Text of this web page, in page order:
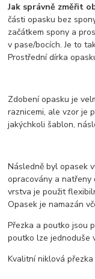
Jak správně změřit
části opasku bez
začátkem spony a
v pase/bocích. Je to
Prostřední dírka
Zdobení opasku je
raznicemi, ale vzor je
jakýchkoli šablon,
Následně byl opasek
opracovány a natřeny
vrstva je použit
Opasek je namazán
Přezka a poutko jsou
poutko lze jednoduše
Kvalitní niklová